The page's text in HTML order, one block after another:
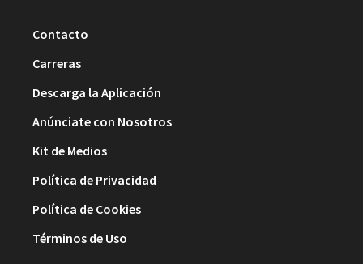
Contacto
Carreras
Descarga la Aplicación
Anúnciate con Nosotros
Kit de Medios
Política de Privacidad
Política de Cookies
Términos de Uso